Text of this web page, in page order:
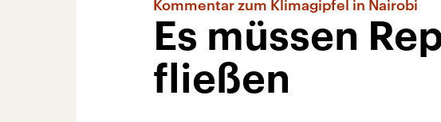
Kommentar zum Klimagipfel in Nairobi
Es müssen
fließen